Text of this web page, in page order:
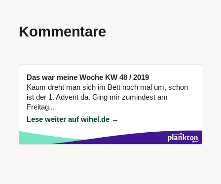
Kommentare
Das war meine Woche KW 48 / 2019
Kaum dreht man sich im Bett noch mal um, schon
ist der 1. Advent da. Ging mir zumindest am
Freitag...
Lese weiter auf wihel.de →